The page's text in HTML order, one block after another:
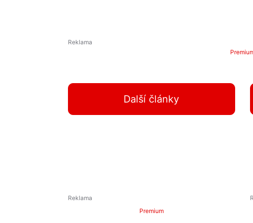
Další články
Premium